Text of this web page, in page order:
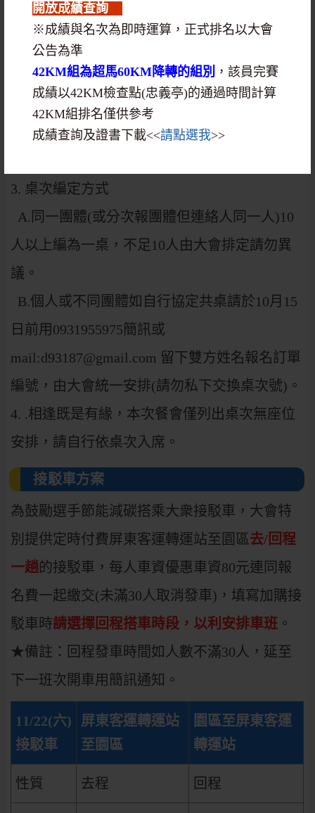
開放成績查詢
※成績與名次為即時運算，正式排名以大會
公告為準
42KM組為超馬60KM降轉的組別 ，該員完賽
成績以42KM檢查點(忠義亭)的通過時間計算
42KM組排名僅供參考
成績查詢及證書下載<<請點選我>>
起，憑選手號碼布上列印桌號入席(恕無法更動
桌次) ，並於晚上18:00分準時開席逾時不候，
加購者如非選手另提供晚宴識別證。
2. 每桌10人大會為公平起見，1人1位(憑選手號
碼布或加購證明)，除非有加價購眷屬入宴資
3. 桌次編定方式
A.同一團體(或分次報團體但連絡人同一人)10
人以上編為一桌，不足10人由大會排定請勿異
議。
B.個人或不同團體如自行協定共桌請於10月15
日前用0931955975簡訊或
mail:d93187@gmail.com 留下雙方姓名報名訂單
編號，由大會統一安排(請勿私下交換桌次號)。
4. .相逢既是有緣，本次餐會僅列出桌次無座位
安排，請自行依桌次入席。
接駁車方案
為鼓勵選手節能減碳搭乘大衆接駁車，大會特
別提供定時付費屏東客運轉運站至園區去/回程
一趟的接駁車，每人車資優惠車資80元連同報
名費一起繳交(未滿30人取消發車)，填寫加購接
駁車時請選擇回程搭車時段，以利安排車班 。
★備註：回程發車時間如人數不滿30人，延至
下一班次開車用簡訊通知。
11/22(六)
接駁車
屏東客運轉運站
至園區
園區至屏東客運
轉運站
性質 去程 回程